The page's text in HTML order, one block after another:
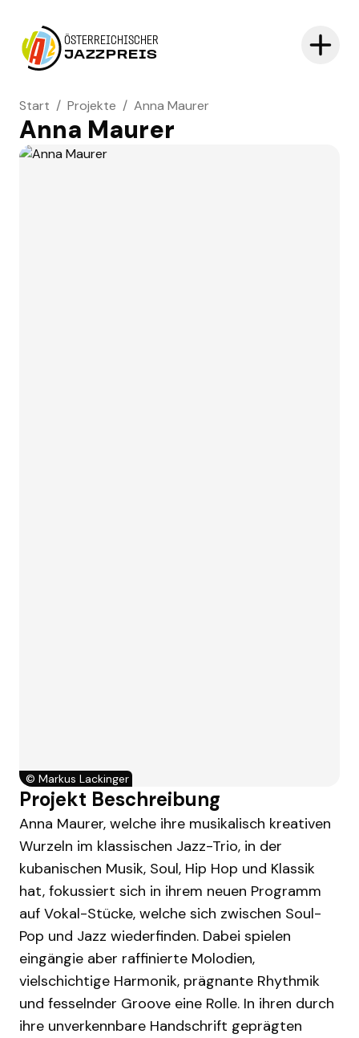
ÖSTERREICHISCHER
JAZZPREIS
Start / Projekte / Anna Maurer
Anna Maurer
© Markus Lackinger
Projekt Beschreibung
Anna Maurer, welche ihre musikalisch kreativen
Wurzeln im klassischen Jazz-Trio, in der
kubanischen Musik, Soul, Hip Hop und Klassik
hat, fokussiert sich in ihrem neuen Programm
auf Vokal-Stücke, welche sich zwischen Soul-
Pop und Jazz wiederfinden. Dabei spielen
eingängie aber raffinierte Molodien,
vielschichtige Harmonik, prägnante Rhythmik
und fesselnder Groove eine Rolle. In ihren durch
ihre unverkennbare Handschrift geprägten